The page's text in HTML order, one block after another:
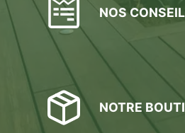
NOS
NOTRE